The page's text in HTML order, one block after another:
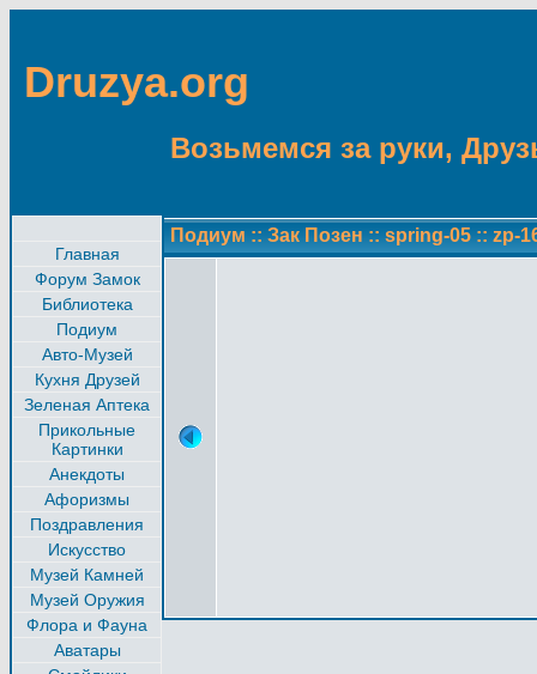
Druzya.org
Возьмемся за руки,
Главная
Форум Замок
Библиотека
Подиум
Авто-Музей
Кухня Друзей
Зеленая Аптека
Прикольные
Картинки
Анекдоты
Афоризмы
Поздравления
Искусство
Музей Камней
Музей Оружия
Флора и Фауна
Аватары
Подиум :: Зак Позен :: spring-05 :: zp-